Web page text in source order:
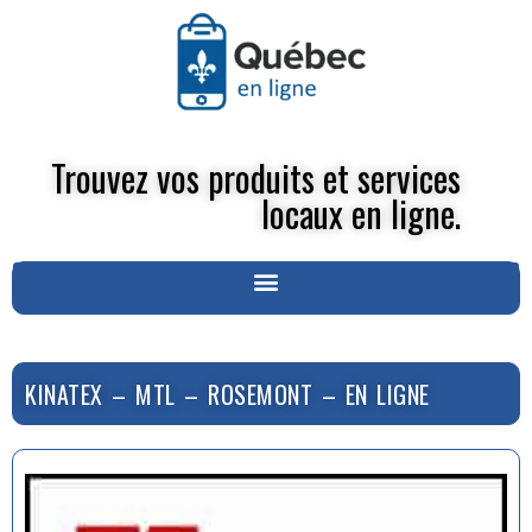
Trouvez vos produits et services
locaux en ligne.
KINATEX – MTL – ROSEMONT – EN LIGNE